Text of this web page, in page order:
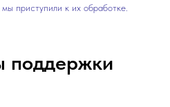
приступили к их обработке.
поддержки